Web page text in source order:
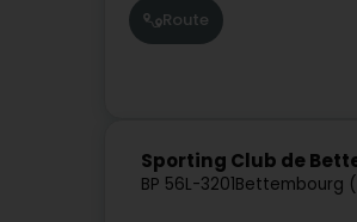
Route
Sporting Club de
BP 56L-3201Bettembourg